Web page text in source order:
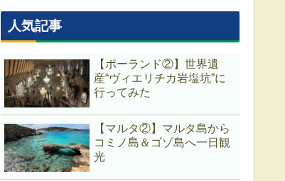
人気記事
【ポーランド②】世界遺
産“ヴィエリチカ岩塩坑”に
行ってみた
【マルタ②】マルタ島から
コミノ島＆ゴゾ島へ一日観
光